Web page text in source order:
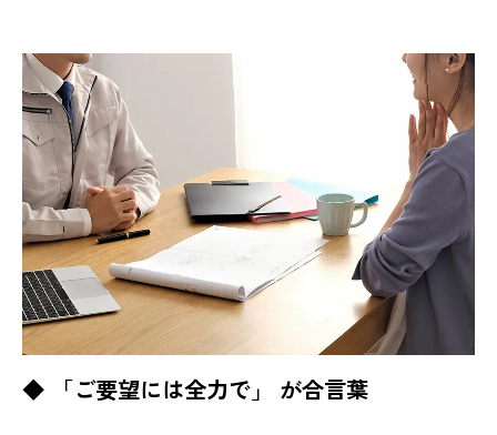
◆ 「ご要望には全力で」 が合言葉